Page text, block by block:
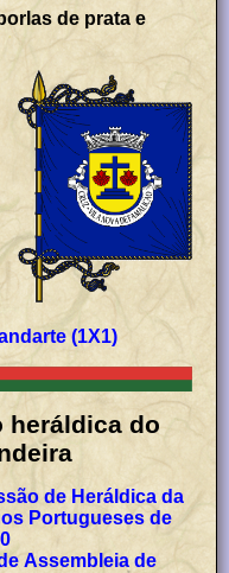
de prata e
(1X1)
heráldica do
de Heráldica da
Portugueses de
Assembleia de